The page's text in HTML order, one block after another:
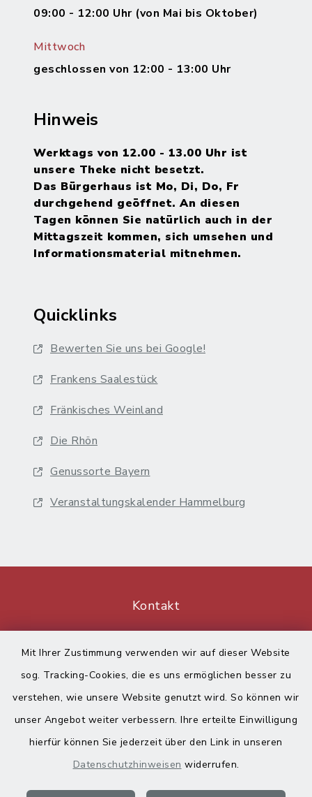
Mit Ihrer Zustimmung verwenden wir auf dieser Website
sog. Tracking-Cookies, die es uns ermöglichen besser zu
verstehen, wie unsere Website genutzt wird. So können wir
unser Angebot weiter verbessern. Ihre erteilte Einwilligung
hierfür können Sie jederzeit über den Link in unseren
Datenschutzhinweisen widerrufen.
09:00 - 12:00 Uhr (von Mai bis Oktober)
Mittwoch
geschlossen von 12:00 - 13:00 Uhr
Hinweis
Werktags von 12.00 - 13.00 Uhr ist
unsere Theke nicht besetzt.
Das Bürgerhaus ist Mo, Di, Do, Fr
durchgehend geöffnet. An diesen
Tagen können Sie natürlich auch in der
Mittagszeit kommen, sich umsehen und
Informationsmaterial mitnehmen.
Quicklinks
Bewerten Sie uns bei Google!
Frankens Saalestück
Fränkisches Weinland
Die Rhön
Genussorte Bayern
Veranstaltungskalender Hammelburg
Kontakt
Datenschutz
Impressum
Sitemap
Cookie-Einstellungen